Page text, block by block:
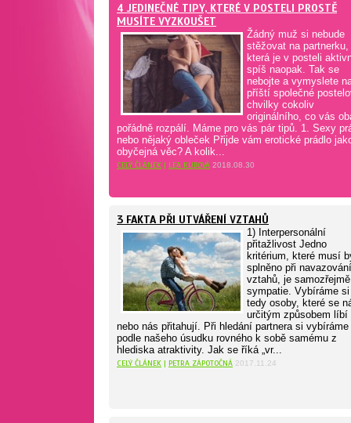
4 JEDINEČNÉ TIPY, KTERÉ V POSTELI PROSTĚ
MUSÍTE VYZKOUŠET
Žádný muž si nebude
stěžovat na partnerku,
která je v posteli
spíš naopak. Tak se
nebojte a vymyslete
příští společné
chvilky cokoliv
originálního, co vás
pořádně rozpálí. Máme pro vás pár tipů. 1. Sexy
nebo nějaký obleček Přijde vám erotické prádlo
obyčejná věc? A kolik...
CELÝ ČLÁNEK | LEA KUBOVÁ 2018.08.30
3 FAKTA PŘI UTVÁŘENÍ VZTAHŮ
1) Interpersonální
přitažlivost Jedno
kritérium, které musí
splněno při navazování
vztahů, je samozřejmě
sympatie. Vybíráme si
tedy osoby, které se
určitým způsobem líbí
nebo nás přitahují. Při hledání partnera si vybíráme
podle našeho úsudku rovného k sobě samému z
hlediska atraktivity. Jak se říká „vr...
CELÝ ČLÁNEK | PETRA ZÁPOTOČNÁ 2017.11.24